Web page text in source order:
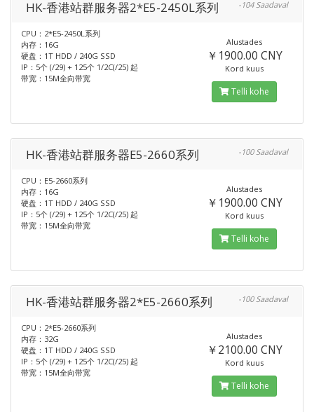
HK-香港站群服务器2*E5-2450L系列 -104 Saadaval
CPU：2*E5-2450L系列
内存：16G
硬盘：1T HDD / 240G SSD
IP：5个 (/29) + 125个 1/2C(/25) 起
带宽：15M全向带宽
Alustades
￥1900.00 CNY
Kord kuus
Telli kohe
HK-香港站群服务器E5-2660系列 -100 Saadaval
CPU：E5-2660系列
内存：16G
硬盘：1T HDD / 240G SSD
IP：5个 (/29) + 125个 1/2C(/25) 起
带宽：15M全向带宽
Alustades
￥1900.00 CNY
Kord kuus
Telli kohe
HK-香港站群服务器2*E5-2660系列 -100 Saadaval
CPU：2*E5-2660系列
内存：32G
硬盘：1T HDD / 240G SSD
IP：5个 (/29) + 125个 1/2C(/25) 起
带宽：15M全向带宽
Alustades
￥2100.00 CNY
Kord kuus
Telli kohe